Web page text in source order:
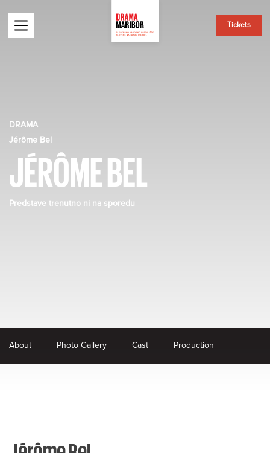
Tickets
DRAMA
Jérôme Bel
JÉRÔME BEL
Predstave trenutno ni na sporedu
About Photo Gallery Cast Production